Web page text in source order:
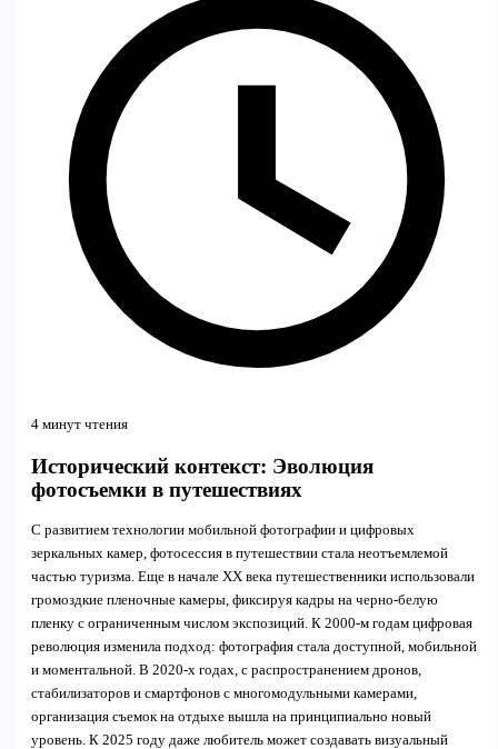
4 минут чтения
Исторический контекст: Эволюция
фотосъемки в путешествиях
С развитием технологии мобильной фотографии и цифровых
зеркальных камер, фотосессия в путешествии стала неотъемлемой
частью туризма. Еще в начале XX века путешественники использовали
громоздкие пленочные камеры, фиксируя кадры на черно-белую
пленку с ограниченным числом экспозиций. К 2000-м годам цифровая
революция изменила подход: фотография стала доступной, мобильной
и моментальной. В 2020-х годах, с распространением дронов,
стабилизаторов и смартфонов с многомодульными камерами,
организация съемок на отдыхе вышла на принципиально новый
уровень. К 2025 году даже любитель может создавать визуальный